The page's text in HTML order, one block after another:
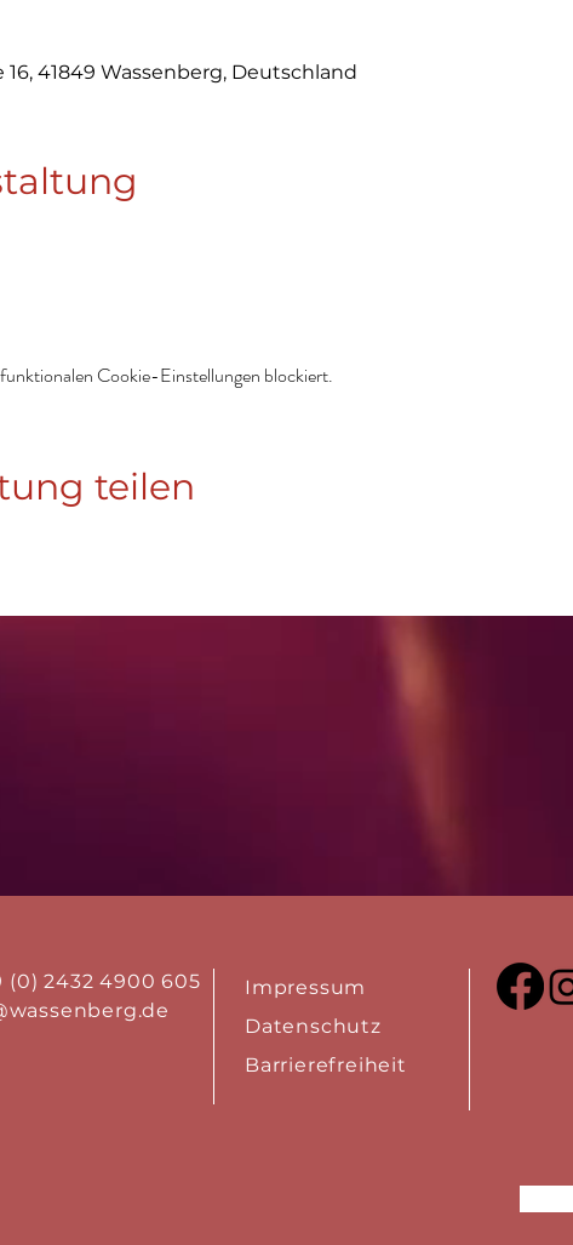
41849 Wassenberg, Deutschland
Cookie-Einstellungen blockiert.
teilen
(0) 2432 4900 605
Impressum
Datenschutz
Barrierefreiheit